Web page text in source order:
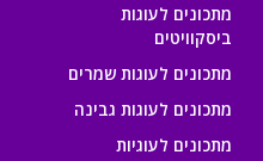
מתכונים לעוגות
ביסקוויטים
מתכונים לעוגות שמרים
מתכונים לעוגות גבינה
מתכונים לעוגיות